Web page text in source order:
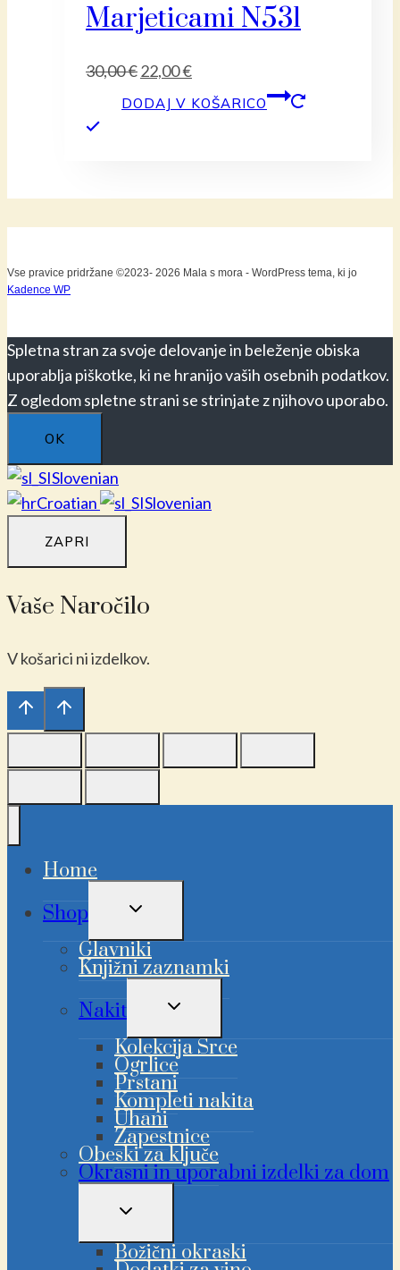
Marjeticami N531
30,00€Izvirna
cena
22,00€Trenutna
cena
DODAJ V KOŠARICO
Vse pravice pridržane ©2023- 2026 Mala s mora - WordPress tema, ki jo
Kadence WP
Spletna stran za svoje delovanje in beleženje obiska
uporablja piškotke, ki ne hranijo vaših osebnih podatkov.
Z ogledom spletne strani se strinjate z njihovo uporabo.
OK
Slovenian
Croatian
Slovenian
ZAPRI
Vaše Naročilo
V košarici ni izdelkov.
Home
Shop
PREKLAPLJANJE
MENIJA
Glavniki
Knjižni zaznamki
Nakit
PREKLAPLJANJE
MENIJA
Kolekcija Srce
Ogrlice
Prstani
Kompleti nakita
Uhani
Zapestnice
Obeski za ključe
Okrasni in uporabni izdelki za dom
PREKLAPLJANJE
MENIJA
Božični okraski